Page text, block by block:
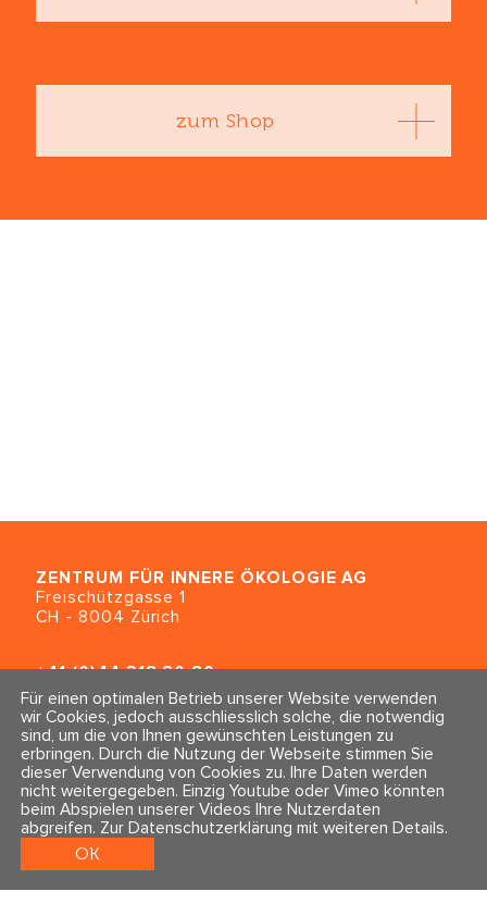
zum Shop
ZENTRUM FÜR INNERE ÖKOLOGIE AG
Freischützgasse 1
CH - 8004 Zürich
+41 (0)44 218 80 80
info@traumahealing.ch
info@polarity.se
Kontakt & Info
Newsletter
Impressum & Datenschutz
AGBs
Folge uns
Für einen optimalen Betrieb unserer Website verwenden
wir Cookies, jedoch ausschliesslich solche, die notwendig
sind, um die von Ihnen gewünschten Leistungen zu
erbringen. Durch die Nutzung der Webseite stimmen Sie
dieser Verwendung von Cookies zu. Ihre Daten werden
nicht weitergegeben. Einzig Youtube oder Vimeo könnten
beim Abspielen unserer Videos Ihre Nutzerdaten
abgreifen. Zur Datenschutzerklärung mit weiteren Details.
OK